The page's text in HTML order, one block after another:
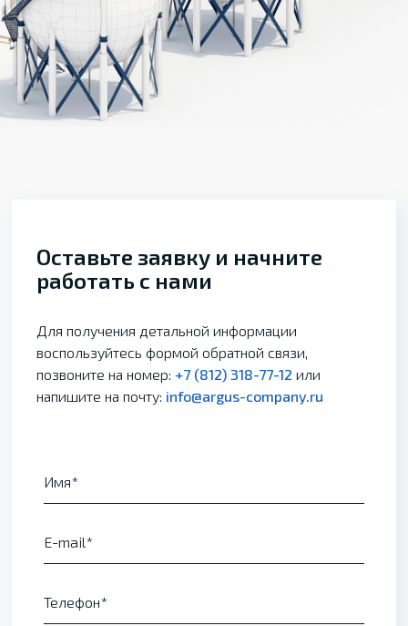
Оставьте заявку и начните
работать с нами
Для получения детальной информации
воспользуйтесь формой обратной связи,
позвоните на номер: +7 (812) 318-77-12 или
напишите на почту: info@argus-company.ru
Имя
E-mail
Телефон